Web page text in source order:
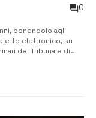
0
ponendolo agli
elettronico, su
del Tribunale di
ai danni della s...